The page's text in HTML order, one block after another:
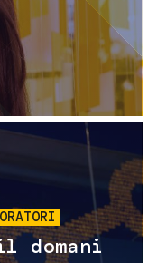
domani